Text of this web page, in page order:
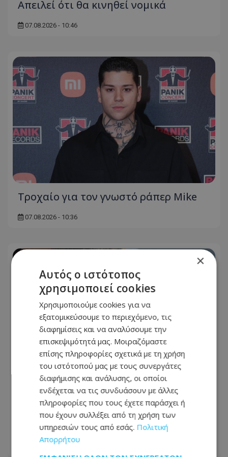
Απειλεί ότι θα κινηθεί νομικά
07.08.2026 - 10:46
Τροχαίο για τον γνωστό ράπερ Mike
07.08.2026 - 10:36
Έλληνας ηθοποιός δίνει μάχη με τον
καρκίνο - «Πάμε για νέα θεραπεία» - Η
φωτογραφία που ανέβασε από το
νοσοκομείο
06.08.2026 - 21:08
×
Αυτός ο ιστότοπος
χρησιμοποιεί cookies
Χρησιμοποιούμε cookies για να
εξατομικεύσουμε το περιεχόμενο, τις
διαφημίσεις και να αναλύσουμε την
επισκεψιμότητά μας. Μοιραζόμαστε
επίσης πληροφορίες σχετικά με τη χρήση
του ιστότοπού μας με τους συνεργάτες
διαφήμισης και ανάλυσης, οι οποίοι
ενδέχεται να τις συνδυάσουν με άλλες
πληροφορίες που τους έχετε παράσχει ή
που έχουν συλλέξει από τη χρήση των
υπηρεσιών τους από εσάς. Πολιτική
Απορρήτου